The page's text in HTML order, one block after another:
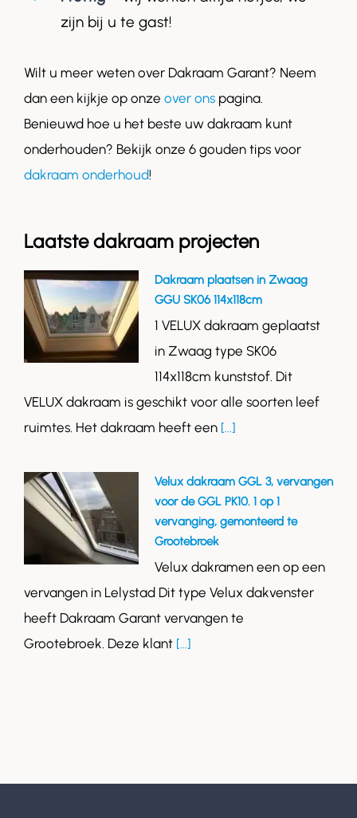
zijn bij u te gast!
Wilt u meer weten over Dakraam Garant? Neem
dan een kijkje op onze over ons pagina.
Benieuwd hoe u het beste uw dakraam kunt
onderhouden? Bekijk onze 6 gouden tips voor
dakraam onderhoud!
Laatste dakraam projecten
Dakraam plaatsen in Zwaag
GGU SK06 114x118cm
1 VELUX dakraam geplaatst
in Zwaag type SK06
114x118cm kunststof. Dit
VELUX dakraam is geschikt voor alle soorten leef
ruimtes. Het dakraam heeft een [...]
Velux dakraam GGL 3, vervangen
voor de GGL PK10. 1 op 1
vervanging, gemonteerd te
Grootebroek
Velux dakramen een op een
vervangen in Lelystad Dit type Velux dakvenster
heeft Dakraam Garant vervangen te
Grootebroek. Deze klant [...]